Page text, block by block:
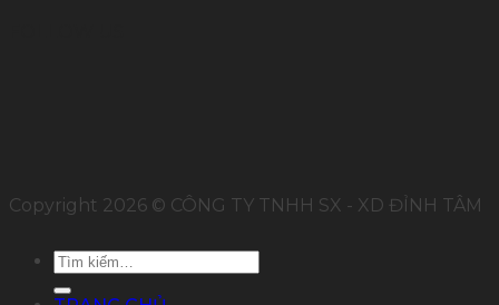
Copyright 2026 © CÔNG TY TNHH SX - XD ĐỈNH TÂM
Tìm
kiếm: